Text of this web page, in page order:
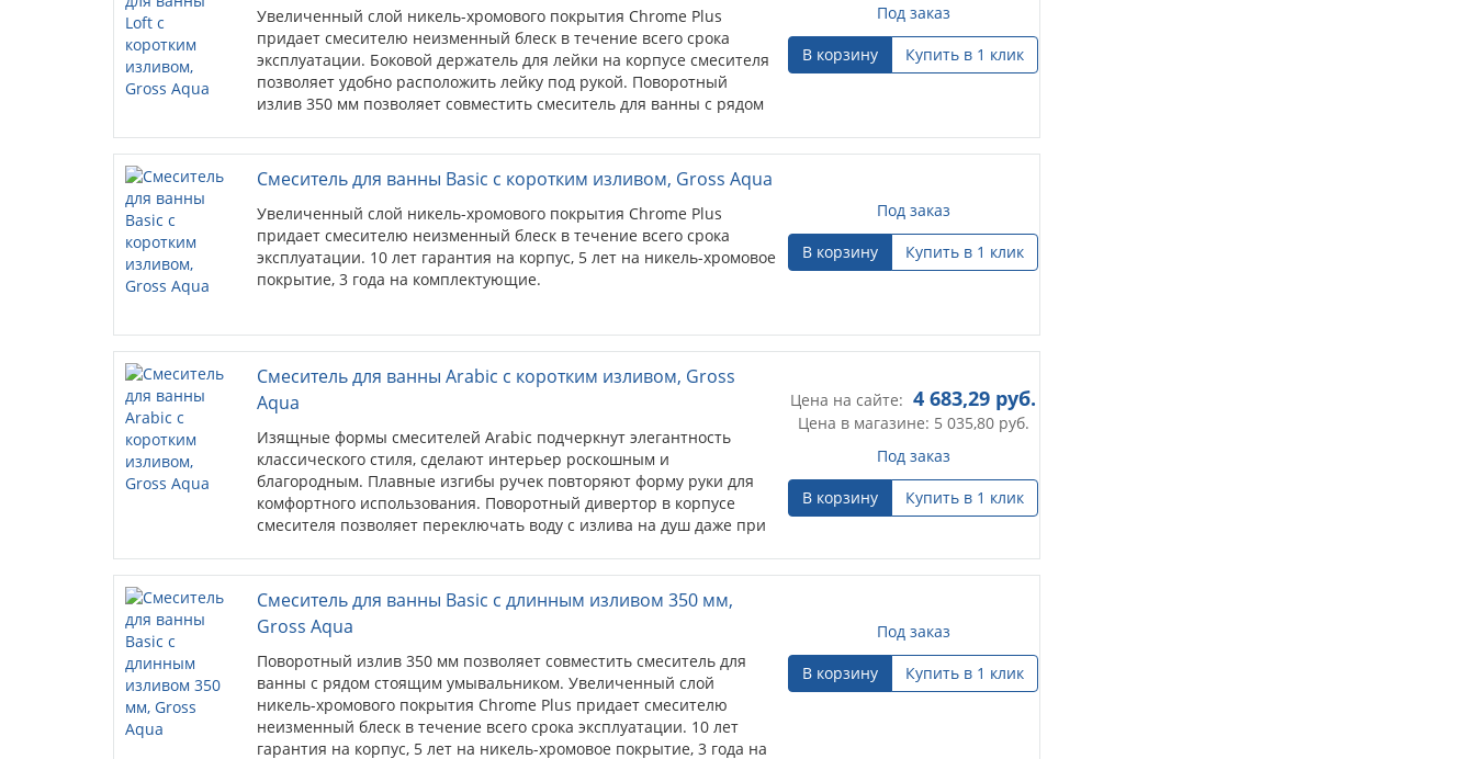
Увеличенный слой никель-хромового покрытия Chrome Plus
придает смесителю неизменный блеск в течение всего срока
эксплуатации. Боковой держатель для лейки на корпусе смесителя
позволяет удобно расположить лейку под рукой. Поворотный
излив 350 мм позволяет совместить смеситель для ванны с рядом
Под заказ
В корзину
Купить в 1 клик
Смеситель для ванны Basic с коротким изливом, Gross Aqua
Увеличенный слой никель-хромового покрытия Chrome Plus
придает смесителю неизменный блеск в течение всего срока
эксплуатации. 10 лет гарантия на корпус, 5 лет на никель-хромовое
покрытие, 3 года на комплектующие.
Под заказ
В корзину
Купить в 1 клик
Смеситель для ванны Arabic с коротким изливом, Gross
Aqua
Изящные формы смесителей Arabic подчеркнут элегантность
классического стиля, сделают интерьер роскошным и
благородным. Плавные изгибы ручек повторяют форму руки для
комфортного использования. Поворотный дивертор в корпусе
смесителя позволяет переключать воду с излива на душ даже при
Цена на сайте: 4 683,29 руб.
Цена в магазине: 5 035,80руб.
Под заказ
В корзину
Купить в 1 клик
Смеситель для ванны Basic с длинным изливом 350 мм,
Gross Aqua
Поворотный излив 350 мм позволяет совместить смеситель для
ванны с рядом стоящим умывальником. Увеличенный слой
никель-хромового покрытия Chrome Plus придает смесителю
неизменный блеск в течение всего срока эксплуатации. 10 лет
гарантия на корпус, 5 лет на никель-хромовое покрытие, 3 года на
Под заказ
В корзину
Купить в 1 клик